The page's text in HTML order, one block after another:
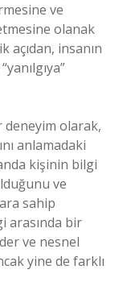
ve
olanak
açıdan, insanın
deneyim olarak,
anlamadaki
kişinin bilgi
ve
sahip
arasında bir
ve nesnel
yine de farklı